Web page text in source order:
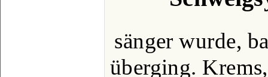
sänger wurde,
überging.